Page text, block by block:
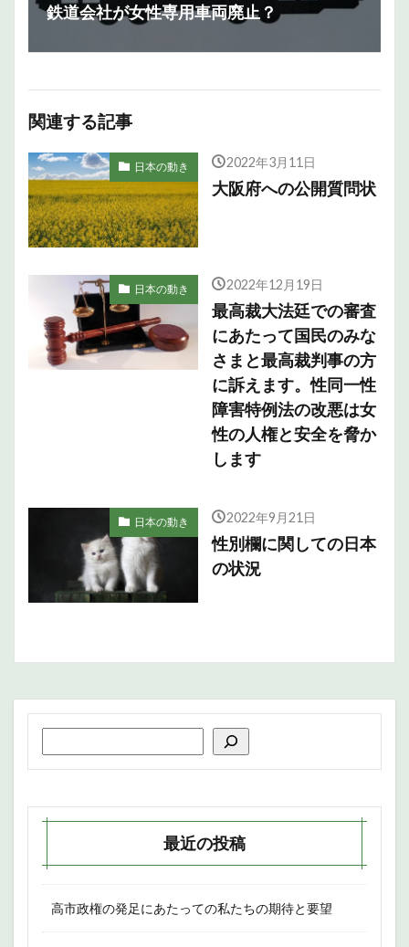
鉄道会社が女性専用車両廃止？
関連する記事
日本の動き 2022年3月11日
大阪府への公開質問状
日本の動き 2022年12月19日
最高裁大法廷での審査
にあたって国民のみな
さまと最高裁判事の方
に訴えます。性同一性
障害特例法の改悪は女
性の人権と安全を脅か
します
日本の動き 2022年9月21日
性別欄に関しての日本
の状況
最近の投稿
高市政権の発足にあたっての私たちの期待と要望